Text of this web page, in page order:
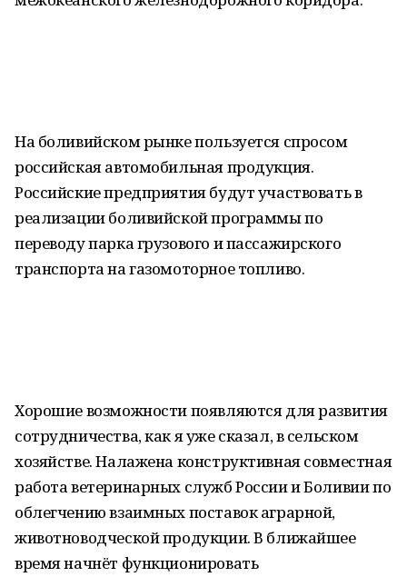
На боливийском рынке пользуется спросом
российская автомобильная продукция.
Российские предприятия будут участвовать в
реализации боливийской программы по
переводу парка грузового и пассажирского
транспорта на газомоторное топливо.
Хорошие возможности появляются для развития
сотрудничества, как я уже сказал, в сельском
хозяйстве. Налажена конструктивная совместная
работа ветеринарных служб России и Боливии по
облегчению взаимных поставок аграрной,
животноводческой продукции. В ближайшее
время начнёт функционировать